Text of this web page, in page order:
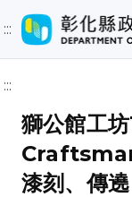
:::
:::
獅公館工
Craftsman
漆刻、傳